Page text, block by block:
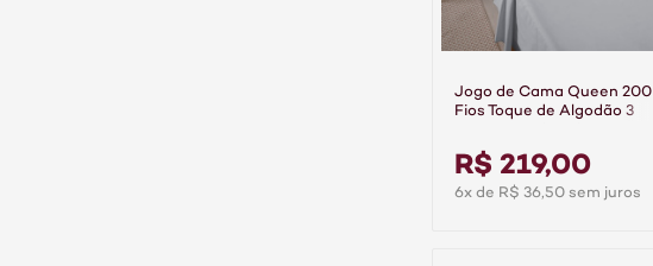
Jogo de Cama Queen 200
Fios Toque de Algodão 3
R$ 219,00
6x de R$ 36,50 sem juros